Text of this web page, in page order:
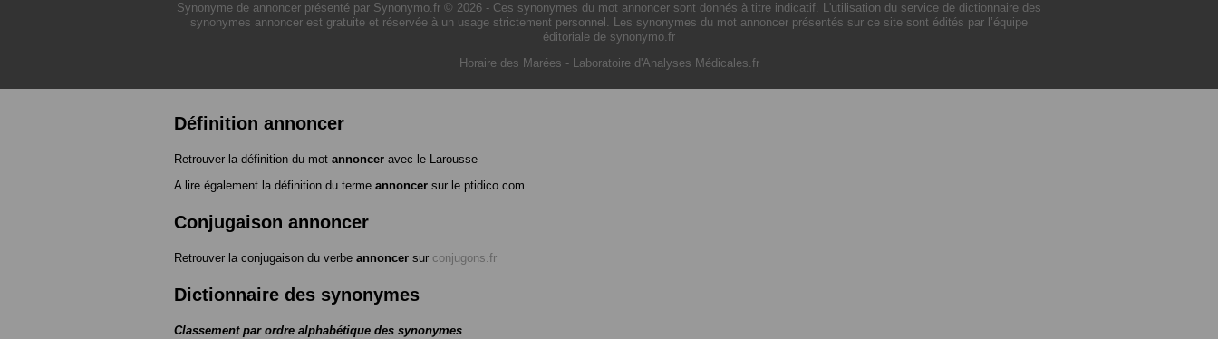
Synonyme de annoncer présenté par Synonymo.fr © 2026 - Ces synonymes du mot annoncer sont donnés à titre indicatif. L'utilisation du service de dictionnaire des
synonymes annoncer est gratuite et réservée à un usage strictement personnel. Les synonymes du mot annoncer présentés sur ce site sont édités par l’équipe
éditoriale de synonymo.fr
Horaire des Marées - Laboratoire d'Analyses Médicales.fr
Définition annoncer
Retrouver la définition du mot annoncer avec le Larousse
A lire également la définition du terme annoncer sur le ptidico.com
Conjugaison annoncer
Retrouver la conjugaison du verbe annoncer sur conjugons.fr
Dictionnaire des synonymes
Classement par ordre alphabétique des synonymes